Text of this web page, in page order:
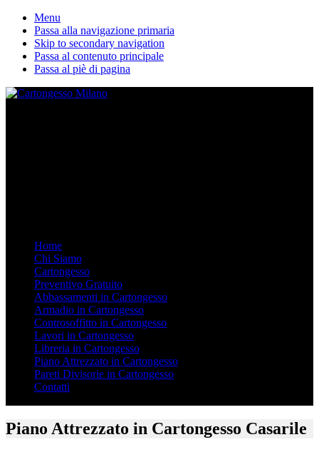
Menu
Passa alla navigazione primaria
Skip to secondary navigation
Passa al contenuto principale
Passa al piè di pagina
Home
Chi Siamo
Cartongesso
Preventivo Gratuito
Abbassamenti in Cartongesso
Armadio in Cartongesso
Controsoffitto in Cartongesso
Lavori in Cartongesso
Libreria in Cartongesso
Piano Attrezzato in Cartongesso
Pareti Divisorie in Cartongesso
Contatti
Piano Attrezzato in Cartongesso Casarile